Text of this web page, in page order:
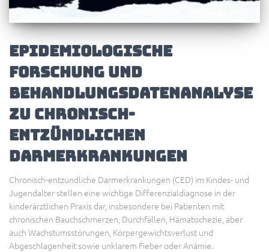
Epidemiologische
Forschung und
Behandlungsdatenanalyse
zu chronisch-
entzündlichen
Darmerkrankungen
Chronisch-entzündliche Darmerkrankungen (CED) im Kindes- und
Jugendalter stellen eine wichtige Differenzialdiagnose in der
kinderärztlichen Praxis dar, insbesondere bei Patienten mit
chronischen Bauchschmerzen, Durchfällen, Hämatochezie, aber
auch Wachstumsstörungen, Körpergewichtsverlust und
Abgeschlagenheit sowie unklarem Fieber oder Anämie.